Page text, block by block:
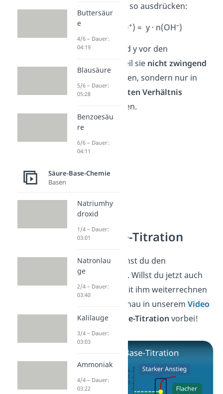
Äquivalenzpunkt so ausdrücken:
O+) = y · n(OH–)
Hier stehen x und y vor den
Stoffmengen, weil sie nicht zwingend
sein müssen, sondern nur in
einemäquivalenten Verhältnis
zueinander stehen.
Säure-Base-Titration
Klasse! Jetzt kennst du den
Äquivalenzpunkt. Willst du jetzt auch
wissen, wie du mit ihm weiterrechnen
kannst? Dann schau in unseremVideo
zu derSäure-Base-Titration vorbei!
Buttersäur
e
4/6 – Dauer:
04:19
Blausäure
5/6 – Dauer:
05:28
Benzoesäu
re
6/6 – Dauer:
04:11
Säure-Base-Chemie
Basen
Natriumhy
droxid
1/4 – Dauer:
03:01
Natronlau
ge
2/4 – Dauer:
03:40
Kalilauge
3/4 – Dauer:
03:03
Ammoniak
4/4 – Dauer:
03:22